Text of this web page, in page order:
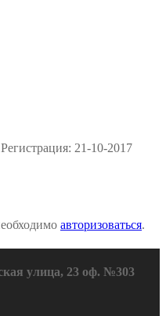
Регистрация: 21-10-2017
авторизоваться.
улица, 23 оф. №303